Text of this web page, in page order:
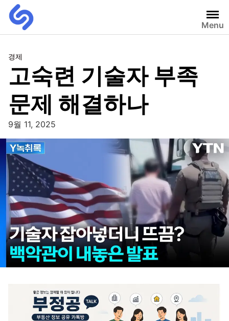
Menu
경제
고숙련 기술자 부족
문제 해결하나
9월 11, 2025